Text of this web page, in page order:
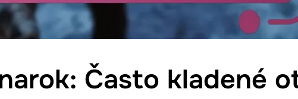
Často kladené